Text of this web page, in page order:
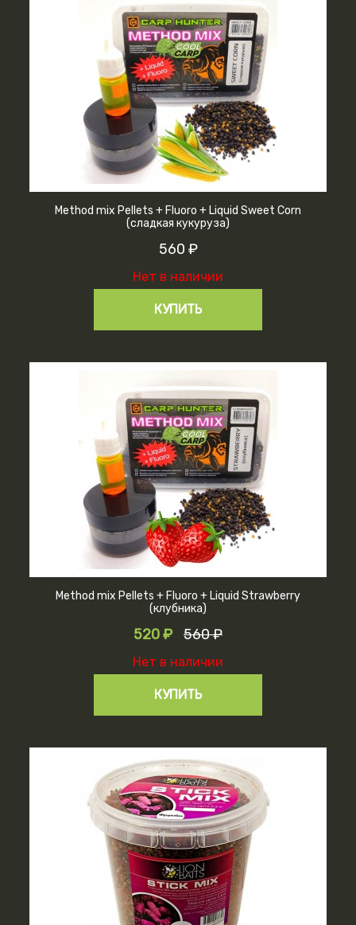
Method mix Pellets + Fluoro + Liquid Sweet Corn
(сладкая кукуруза)
560 ₽
Нет в наличии
КУПИТЬ
Method mix Pellets + Fluoro + Liquid Strawberry
(клубника)
520 ₽ 560 ₽
Нет в наличии
КУПИТЬ